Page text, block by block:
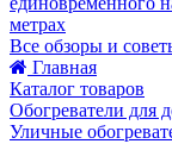
метрах
Все обзоры и
Главная
Каталог товаров
Обогреватели для
Уличные